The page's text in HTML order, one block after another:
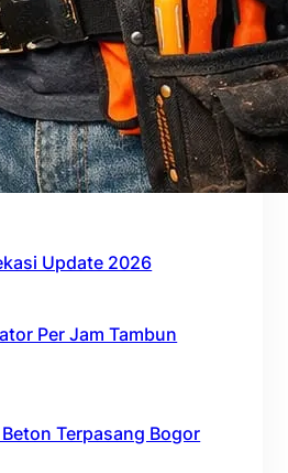
Rumah Majalengka
Update 2026
Per Jam Tambun
Terpasang Bogor